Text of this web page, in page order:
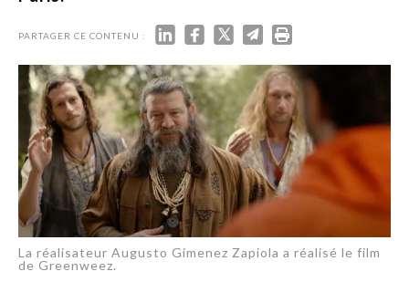
PARTAGER CE CONTENU :
La réalisateur Augusto Gimenez Zapiola a réalisé le film
de Greenweez.